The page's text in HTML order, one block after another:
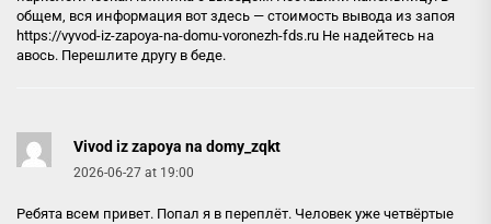
общем, вся информация вот здесь — стоимость вывода из запоя
https://vyvod-iz-zapoya-na-domu-voronezh-fds.ru Не надейтесь на
авось. Перешлите другу в беде.
Vivod iz zapoya na domy_zqkt
2026-06-27 at 19:00
Ребята всем привет. Попал я в переплёт. Человек уже четвёртые